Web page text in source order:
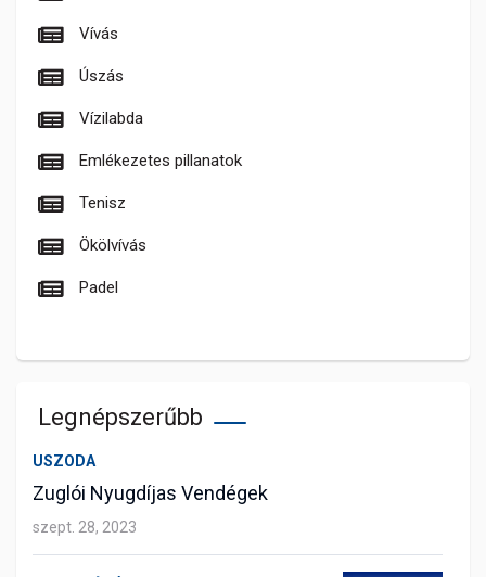
Vívás
Úszás
Vízilabda
Emlékezetes pillanatok
Tenisz
Ökölvívás
Padel
Legnépszerűbb
USZODA
Zuglói Nyugdíjas Vendégek
szept. 28, 2023